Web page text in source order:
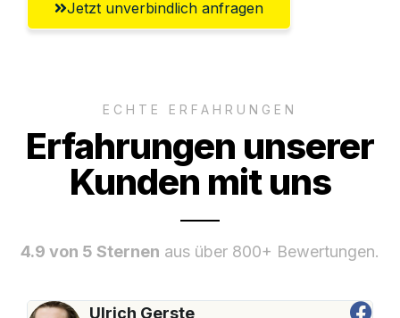
Jetzt unverbindlich anfragen
ECHTE ERFAHRUNGEN
Erfahrungen unserer
Kunden mit uns
4.9 von 5 Sternen aus über 800+ Bewertungen.
Ulrich Gerste